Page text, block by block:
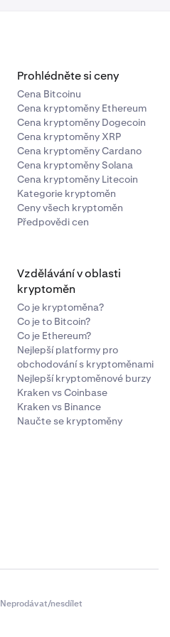
Prohlédněte si ceny
Cena Bitcoinu
Cena kryptoměny Ethereum
Cena kryptoměny Dogecoin
Cena kryptoměny XRP
Cena kryptoměny Cardano
Cena kryptoměny Solana
Cena kryptoměny Litecoin
Kategorie kryptoměn
Ceny všech kryptoměn
Předpovědi cen
Vzdělávání v oblasti
kryptoměn
Co je kryptoměna?
Co je to Bitcoin?
Co je Ethereum?
Nejlepší platformy pro
obchodování s kryptoměnami
Nejlepší kryptoměnové burzy
Kraken vs Coinbase
Kraken vs Binance
Naučte se kryptoměny
Neprodávat/nesdílet